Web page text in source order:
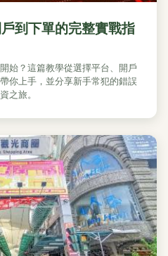
到下單的完整實戰指
始？這篇教學從選擇平台、開戶
你上手，並分享新手常犯的錯誤
之旅。